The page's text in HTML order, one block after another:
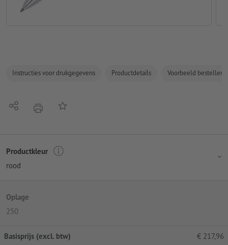
Instructies voor drukgegevens Productdetails Voorbeeld bestellen
Delen afdrukkenOp de lijst
Productkleur
rood
Oplage
250
Basisprijs (excl. btw) € 217,96